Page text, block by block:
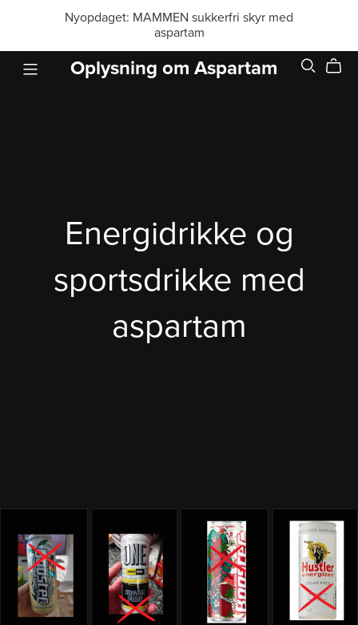
Nyopdaget: MAMMEN sukkerfri skyr med
aspartam
Oplysning om Aspartam
Energidrikke og
sportsdrikke med
aspartam